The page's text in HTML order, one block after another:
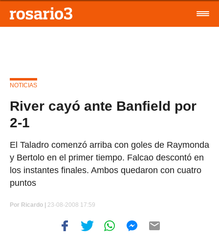
NOTICIAS
River cayó ante Banfield por
2-1
El Taladro comenzó arriba con goles de Raymonda
y Bertolo en el primer tiempo. Falcao descontó en
los instantes finales. Ambos quedaron con cuatro
puntos
Por Ricardo | 23-08-2008 17:59